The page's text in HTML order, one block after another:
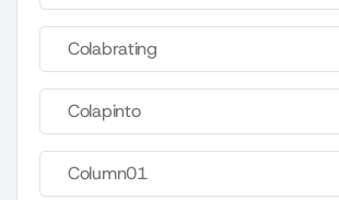
Colabrating
Colapinto
Column01